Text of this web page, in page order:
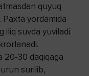
quyuq
Paxta yordamida
iliq suvda yuviladi.
20-30 daqiqaga
surilib,